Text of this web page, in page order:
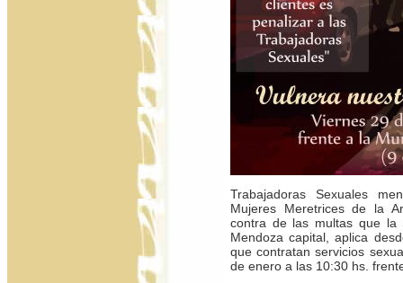
Trabajadoras Sexuales
Mujeres Meretrices de la
contra de las multas que la
Mendoza capital, aplica
que contratan servicios
de enero a las 10:30 hs.